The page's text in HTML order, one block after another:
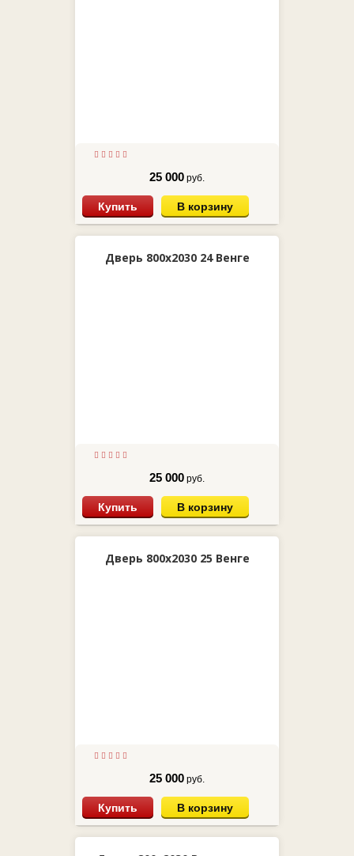
25 000 руб.
Купить В корзину
Дверь 800х2030 24 Венге
25 000 руб.
Купить В корзину
Дверь 800х2030 25 Венге
25 000 руб.
Купить В корзину